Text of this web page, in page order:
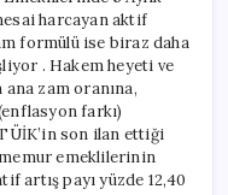
harcayan aktif
formülü ise biraz daha
. Hakem heyeti ve
zam oranına,
farkı)
son ilan ettiği
emeklilerinin
artış payı yüzde 12,40